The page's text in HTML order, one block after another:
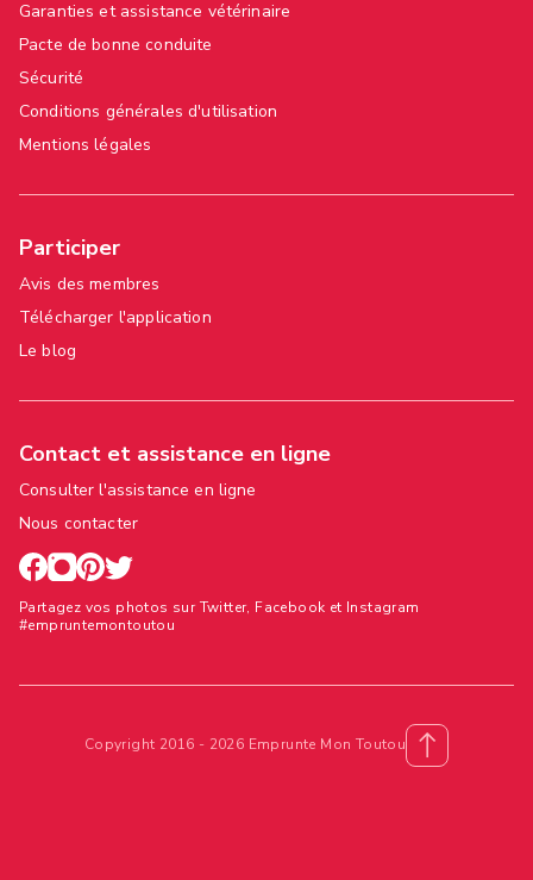
Garanties et assistance vétérinaire
Pacte de bonne conduite
Sécurité
Conditions générales d'utilisation
Mentions légales
Participer
Avis des membres
Télécharger l'application
Le blog
Contact et assistance en ligne
Consulter l'assistance en ligne
Nous contacter
Partagez vos photos sur Twitter, Facebook et Instagram
#empruntemontoutou
Copyright 2016 - 2026 Emprunte Mon Toutou